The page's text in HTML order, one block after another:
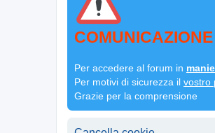
Per accedere al forum in
Per motivi di sicurezza il vostro
Grazie per la comprensione